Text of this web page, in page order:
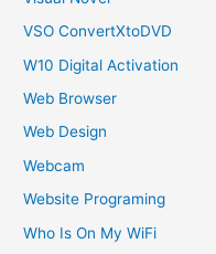
VSO ConvertXtoDVD
W10 Digital Activation
Web Browser
Web Design
Webcam
Website Programing
Who Is On My WiFi